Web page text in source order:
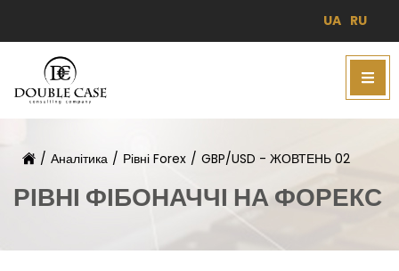
UA RU
/ Аналітика / Рівні Forex / GBP/USD - ЖОВТЕНЬ 02
РІВНІ ФІБОНАЧЧІ НА ФОРЕКС